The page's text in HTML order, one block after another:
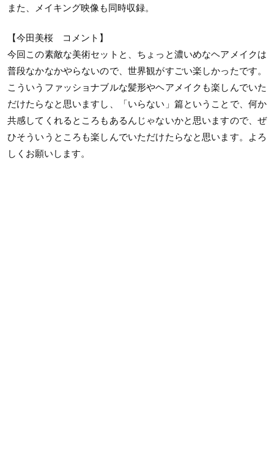
また、メイキング映像も同時収録。
【今田美桜 コメント】
今回この素敵な美術セットと、ちょっと濃いめなヘアメイクは
普段なかなかやらないので、世界観がすごい楽しかったです。
こういうファッショナブルな髪形やヘアメイクも楽しんでいた
だけたらなと思いますし、「いらない」篇ということで、何か
共感してくれるところもあるんじゃないかと思いますので、ぜ
ひそういうところも楽しんでいただけたらなと思います。よろ
しくお願いします。